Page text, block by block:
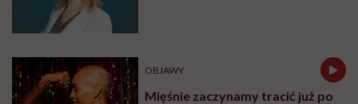
OBJAWY
Mięśnie zaczynamy tracić już po